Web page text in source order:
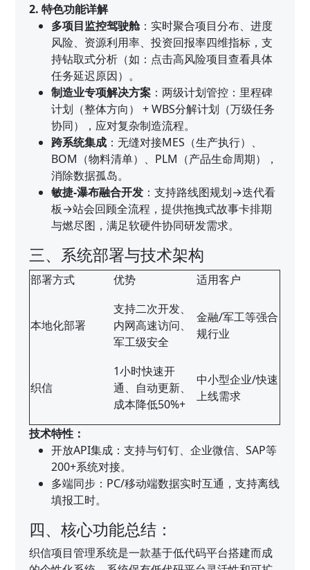
2. 特色功能详解
多项目监控驾驶舱：实时聚合项目分布、进度
风险、资源利用率、投资回报率四维指标，支
持钻取式分析（如：点击高风险项目查看具体
任务延迟原因）。
制造业专项解决方案 ：两级计划管控：里程碑
计划（整体方向） + WBS分解计划（万级任务
协同），应对复杂制造流程。
跨系统集成 ：无缝对接MES（生产执行）、
BOM（物料清单）、PLM（产品生命周期），
消除数据孤岛。
敏捷-瀑布融合开发 ：支持路线图规划→迭代看
板→站会回顾全流程，提供拖拽式故事卡排期
与燃尽图，满足软硬件协同研发需求。
三、系统部署与技术架构
部署方式 优势 适用客户
本地化部署
支持二次开发、
内网高速访问、
军工级安全
金融/军工等强合
规行业
织信
1小时快速开
通、自动更新、
成本降低50%+
中小型企业/快速
上线需求
技术特性：
开放API集成：支持与钉钉、企业微信、SAP等
200+系统对接。
多端同步：PC/移动端数据实时互通，支持离线
填报工时。
四、核心功能总结：
织信项目管理系统是一款基于低代码平台搭建而成